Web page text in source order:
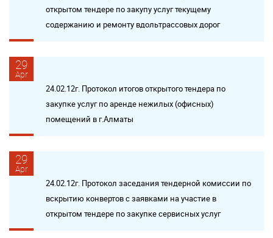
открытом тендере по закупу услуг текущему
содержанию и ремонту вдольтрассовых дорог
29
Apr
24.02.12г. Протокол итогов открытого тендера по
закупке услуг по аренде нежилых (офисных)
помещений в г.Алматы
29
Apr
24.02.12г. Протокол заседания тендерной комиссии по
вскрытию конвертов с заявками на участие в
открытом тендере по закупке сервисных услуг